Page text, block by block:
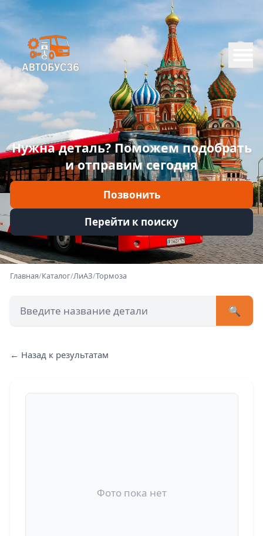
Нужна деталь? Поможем подобрать
и отправим сегодня
Позвонить
Перейти к поиску
Меню
Главная
Каталог
Марки
Информация
Главная/Каталог/ЛиАЗ/Тормоза
🔍
← Назад к результатам
Фото пока нет